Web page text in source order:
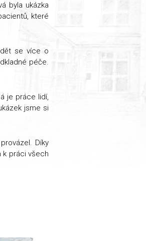
byla ukázka
které
se více o
péče.
je práce lidí,
jsme si
Díky
k práci všech